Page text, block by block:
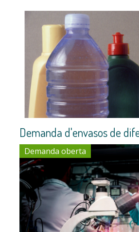
Demanda d'envasos de
Demanda oberta